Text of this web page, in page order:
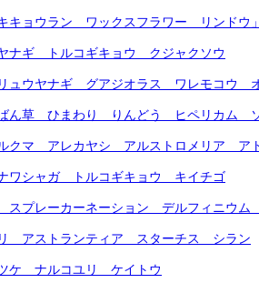
ョウラン ワックスフラワー リンドウ」
ナギ トルコギキョウ クジャクソウ
ュウヤナギ グアジオラス ワレモコウ
ん草 ひまわり りんどう ヒペリカム
クマ アレカヤシ アルストロメリア ア
ワシャガ トルコギキョウ キイチゴ
スプレーカーネーション デルフィニ
アストランティア スターチス シラン
ケ ナルコユリ ケイトウ